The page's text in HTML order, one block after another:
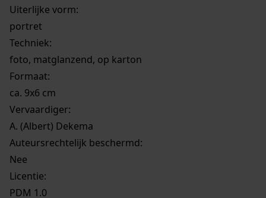
Uiterlijke vorm:
portret
Techniek:
foto, matglanzend, op karton
Formaat:
ca. 9x6 cm
Vervaardiger:
A. (Albert) Dekema
Auteursrechtelijk beschermd:
Nee
Licentie:
PDM 1.0